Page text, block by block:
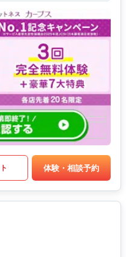
体験・相談予約